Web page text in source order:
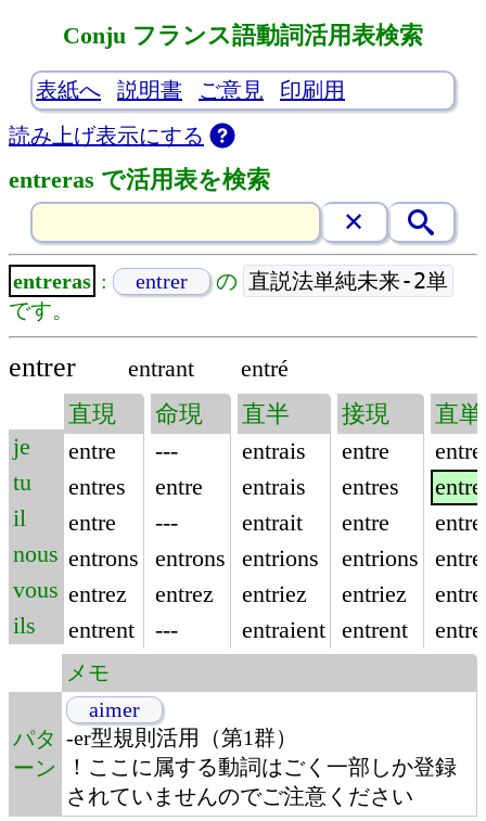
Conju フランス語動詞活用表検索
表紙へ 説明書 ご意見
印刷用
読み上げ表示にする
entreras で活用表を検索
entreras : entrer の 直説法単純未来-2単
です。
entrer entrant entré
je
tu
il
nous
vous
ils
直現
entre
entres
entre
entrons
entrez
entrent
命現
---
entre
---
entrons
entrez
---
直半
entrais
entrais
entrait
entrions
entriez
entraient
接現
entre
entres
entre
entrions
entriez
entrent
直
メモ
パタ
ーン
aimer
-er型規則活用（第1群）
！ここに属する動詞はごく一部しか登録
されていませんのでご注意ください